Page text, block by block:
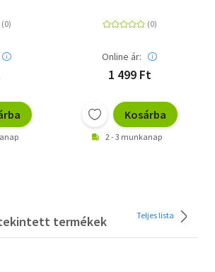
Online ár:
1 499 Ft
Kosárba
2 - 3 munkanap
termékek Teljes lista